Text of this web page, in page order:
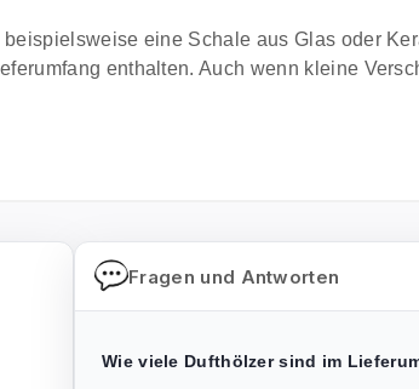
eine Schale aus Glas oder
enthalten. Auch wenn kleine
Fragen und Antworten
Wie viele Dufthölzer sind im